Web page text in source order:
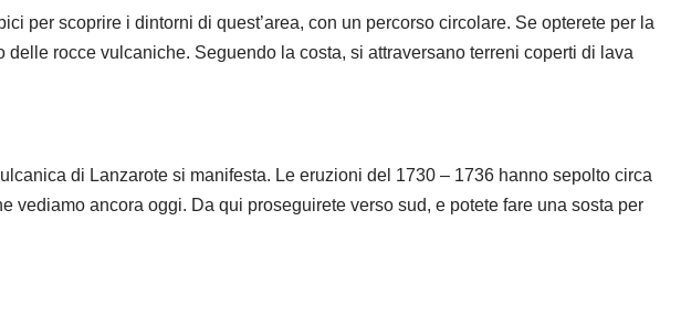
per scoprire i dintorni di quest’area, con un percorso circolare. Se opterete per la
rocce vulcaniche. Seguendo la costa, si attraversano terreni coperti di lava
di Lanzarote si manifesta. Le eruzioni del 1730 – 1736 hanno sepolto circa
vediamo ancora oggi. Da qui proseguirete verso sud, e potete fare una sosta per